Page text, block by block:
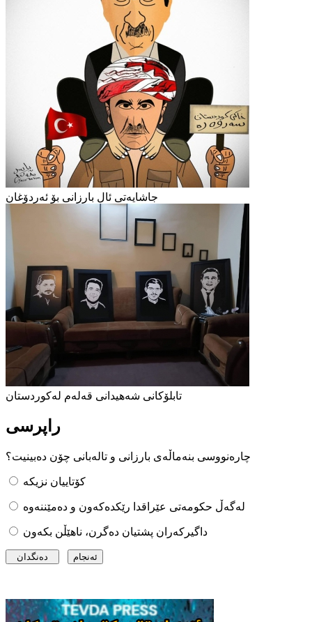
جاشایەتی ئال بارزانی بۆ ئەردۆغان
تابلۆکانی شەهیدانی قەلەم لەکوردستان
راپرسی
چارەنووسی بنەماڵەی بارزانی و تالەبانی چۆن دەبینیت؟
کۆتاییان نزیکە
لەگەڵ حکومەتی عێراقدا رێکدەکەون و دەمێننەوە
داگیرکەران پشتیان دەگرن، ناهێڵن بکەون